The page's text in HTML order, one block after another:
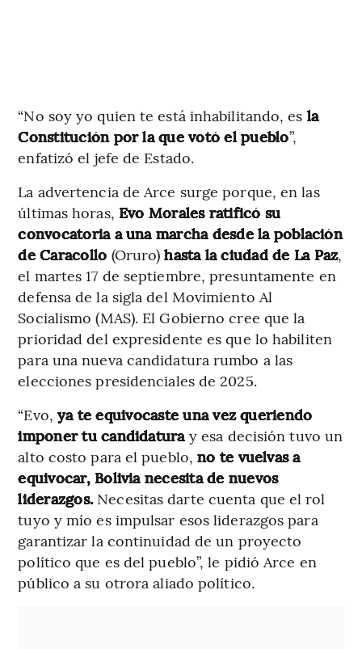
“No soy yo quien te está inhabilitando, es la
Constitución por la que votó el pueblo”,
enfatizó el jefe de Estado.
La advertencia de Arce surge porque, en las
últimas horas, Evo Morales ratificó su
convocatoria a una marcha desde la población
de Caracollo (Oruro)hasta la ciudad de La Paz,
el martes 17 de septiembre, presuntamente en
defensa de la sigla del Movimiento Al
Socialismo (MAS). El Gobierno cree que la
prioridad del expresidente es que lo habiliten
para una nueva candidatura rumbo a las
elecciones presidenciales de 2025.
“Evo, ya te equivocaste una vez queriendo
imponer tu candidatura y esa decisión tuvo un
alto costo para el pueblo,no te vuelvas a
equivocar, Bolivia necesita de nuevos
liderazgos. Necesitas darte cuenta que el rol
tuyo y mío es impulsar esos liderazgos para
garantizar la continuidad de un proyecto
político que es del pueblo”, le pidió Arce en
público a su otrora aliado político.